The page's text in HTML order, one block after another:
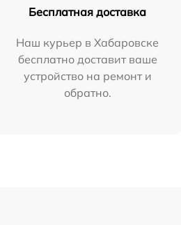
Бесплатная доставка
Наш курьер в Хабаровске
бесплатно доставит ваше
устройство на ремонт и
обратно.